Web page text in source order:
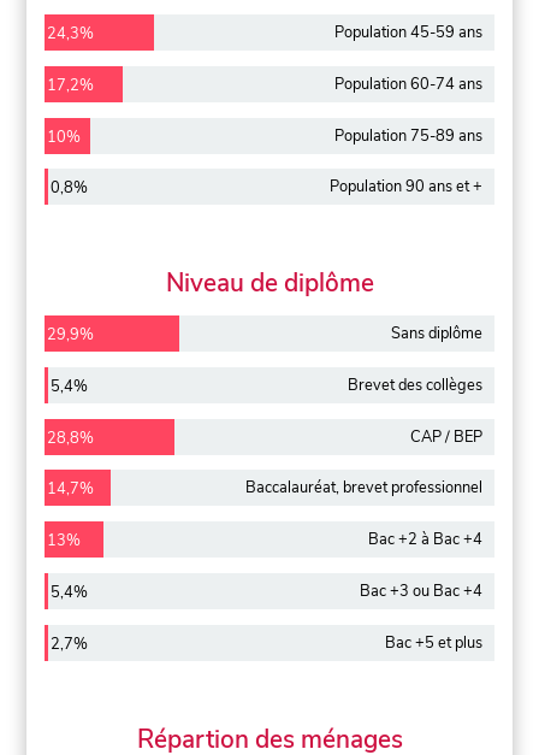
24,3% Population 45-59 ans
17,2% Population 60-74 ans
10% Population 75-89 ans
0,8% Population 90 ans et +
Niveau de diplôme
29,9% Sans diplôme
5,4% Brevet des collèges
28,8% CAP / BEP
14,7% Baccalauréat, brevet professionnel
13% Bac +2 à Bac +4
5,4% Bac +3 ou Bac +4
2,7% Bac +5 et plus
Répartion des ménages